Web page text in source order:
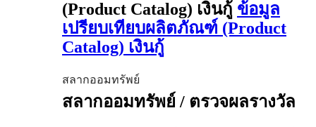
(Product Catalog) เงินกู้ ข้อมูล
เปรียบเทียบผลิตภัณฑ์ (Product
Catalog) เงินกู้
สลากออมทรัพย์
สลากออมทรัพย์ / ตรวจผลรางวัล